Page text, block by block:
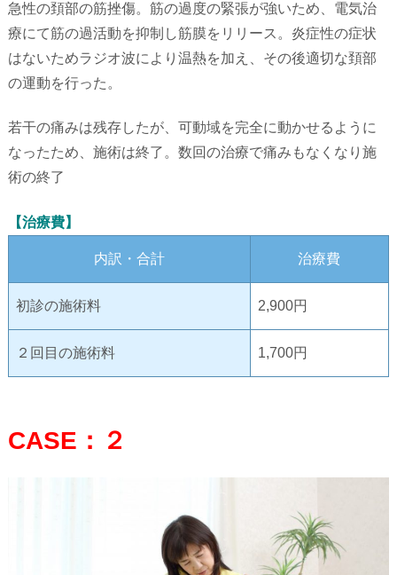
急性の頚部の筋挫傷。 筋の過度の緊張が強いため、 電気治
療にて筋の過活動を抑制し筋膜をリリース。 炎症性の症状
はないためラジオ波により温熱を加え、 その後適切な頚部
の運動を行った。
若干の痛みは残存したが、 可動域を完全に動かせるように
なったため、施術は終了。 数回の治療で痛みもなくなり施
術の終了
【治療費】
内訳・合計 治療費
初診の施術料 2,900円
２回目の施術料 1,700円
CASE：２